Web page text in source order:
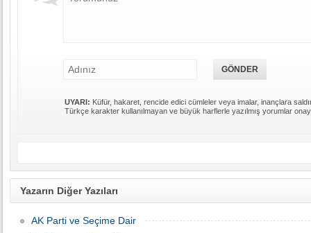
UYARI: Küfür, hakaret, rencide edici cümleler veya imalar, inançlara
Türkçe karakter kullanılmayan ve büyük harflerle yazılmış yorumlar
Yazarın Diğer Yazıları
AK Parti ve Seçime Dair